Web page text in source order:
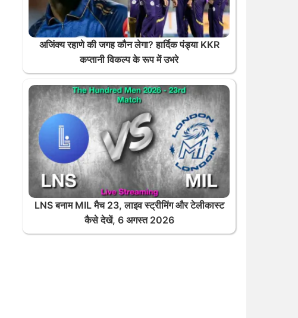
अजिंक्य रहाणे की जगह कौन लेगा? हार्दिक पंड्या KKR
कप्तानी विकल्प के रूप में उभरे
LNS बनाम MIL मैच 23, लाइव स्ट्रीमिंग और टेलीकास्ट
कैसे देखें, 6 अगस्त 2026